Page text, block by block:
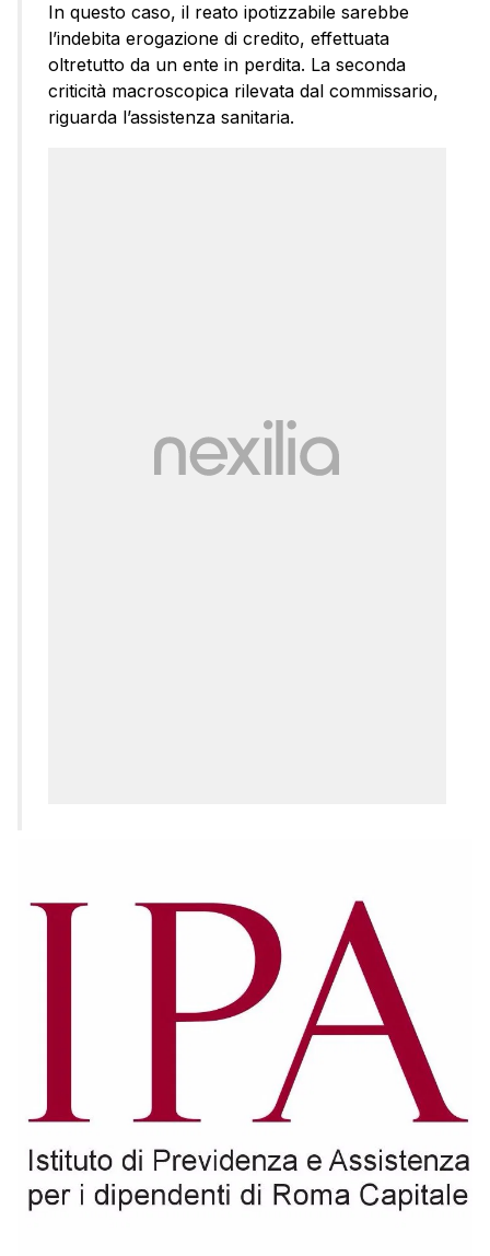
In questo caso, il reato ipotizzabile sarebbe
l’indebita erogazione di credito, effettuata
oltretutto da un ente in perdita. La seconda
criticità macroscopica rilevata dal commissario,
riguarda l’assistenza sanitaria.